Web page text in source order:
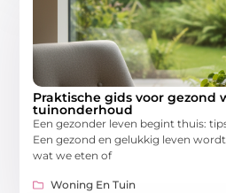
Praktische gids voor gezond
tuinonderhoud
Een gezonder leven begint thuis:
Een gezond en gelukkig leven
wat we eten of
Woning En Tuin